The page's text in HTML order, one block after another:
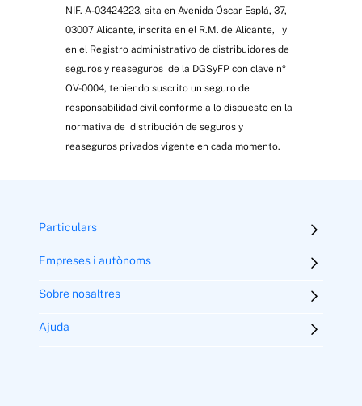
NIF. A-03424223, sita en Avenida Óscar Esplá, 37,
03007 Alicante, inscrita en el R.M. de Alicante, y
en el Registro administrativo de distribuidores de
seguros y reaseguros de la DGSyFP con clave nº
OV-0004, teniendo suscrito un seguro de
responsabilidad civil conforme a lo dispuesto en la
normativa de distribución de seguros y
reaseguros privados vigente en cada momento.
Particulars
Empreses i autònoms
Sobre nosaltres
Ajuda